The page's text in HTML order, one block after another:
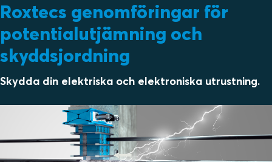
Roxtecs genomföringar för
potentialutjämning och
skyddsjordning
Skydda din elektriska och elektroniska utrustning.